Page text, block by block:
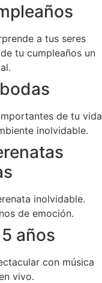
a tus seres
tu cumpleaños un
de tu vida
inolvidable.
inolvidable.
de emoción.
años
con música
vivo.